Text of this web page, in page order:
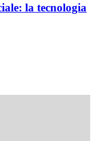
la tecnologia